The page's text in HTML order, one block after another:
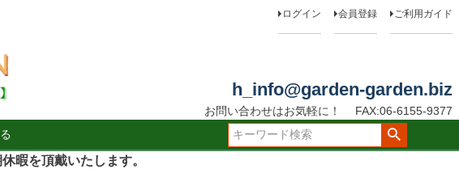
ログイン 会員登録 ご利用ガイド
h_info@garden-garden.biz
お問い合わせはお気軽に！
FAX:06-6155-9377
暇を頂戴いたします。